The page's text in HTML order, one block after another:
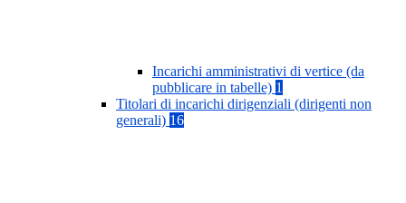
Incarichi amministrativi di vertice (da
pubblicare in tabelle) 1
Titolari di incarichi dirigenziali (dirigenti non
generali) 16